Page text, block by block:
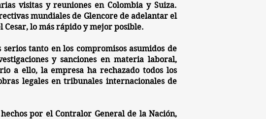
visitas y reuniones en Colombia y Suiza.
mundiales de Glencore de adelantar el
lo más rápido y mejor posible.
seriostanto en los compromisos asumidos de
y sanciones en materia laboral,
a ello, la empresa ha rechazado todos los
legales en tribunales internacionales de
por el Contralor General de la Nación,